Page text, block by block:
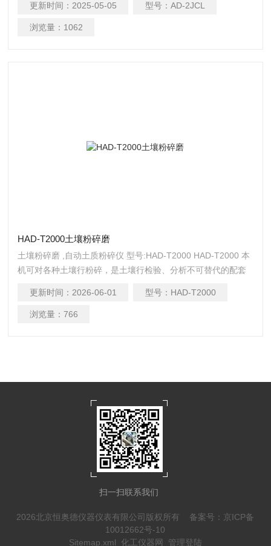
数据内存，可存储500点数据（垂直角、水平角、斜距），存贮
的数据含时间信息。
更新时间： 2025-05-05 型号： AD-2JCL
浏览量： 1062
HAD-T2000土壤粉碎磨
土壤粉碎磨 ,自动土质粉碎仪 型号:HAD-T2000 HAD-T2000 本
机可对各种土壤行粉碎，是土壤行检验、分析不可替代的配套
等单位。该机以不锈钢作为制作粉碎腔和粉碎锤的材料，对土
样无污染。料口位于粉碎腔的上，使粉碎效率提，粉碎效果。
更新时间： 2026-06-01 型号： HAD-T2000
浏览量： 766
扫一扫联系我们
2026北京恒奥德仪器仪表有限公司版权所有 备案号：京ICP备
10012662号-10
Sitemap.xml 化工仪器网 管理登陆